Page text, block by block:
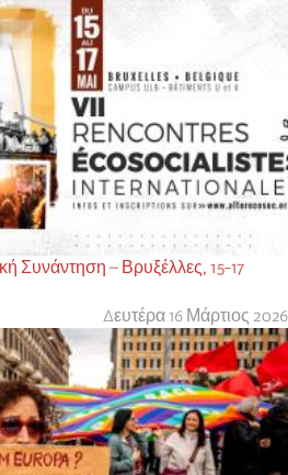
Συνάντηση – Βρυξέλλες, 15-17
Δευτέρα 16 Μάρτιος 2026